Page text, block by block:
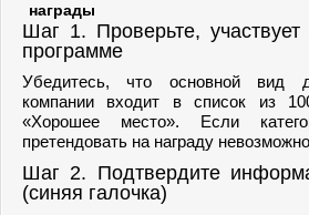
награды
Шаг 1. Проверьте,
программе
Убедитесь, что основной вид
компании входит в список из
«Хорошее место». Если
претендовать на награду
Шаг 2. Подтвердите
(синяя галочка)